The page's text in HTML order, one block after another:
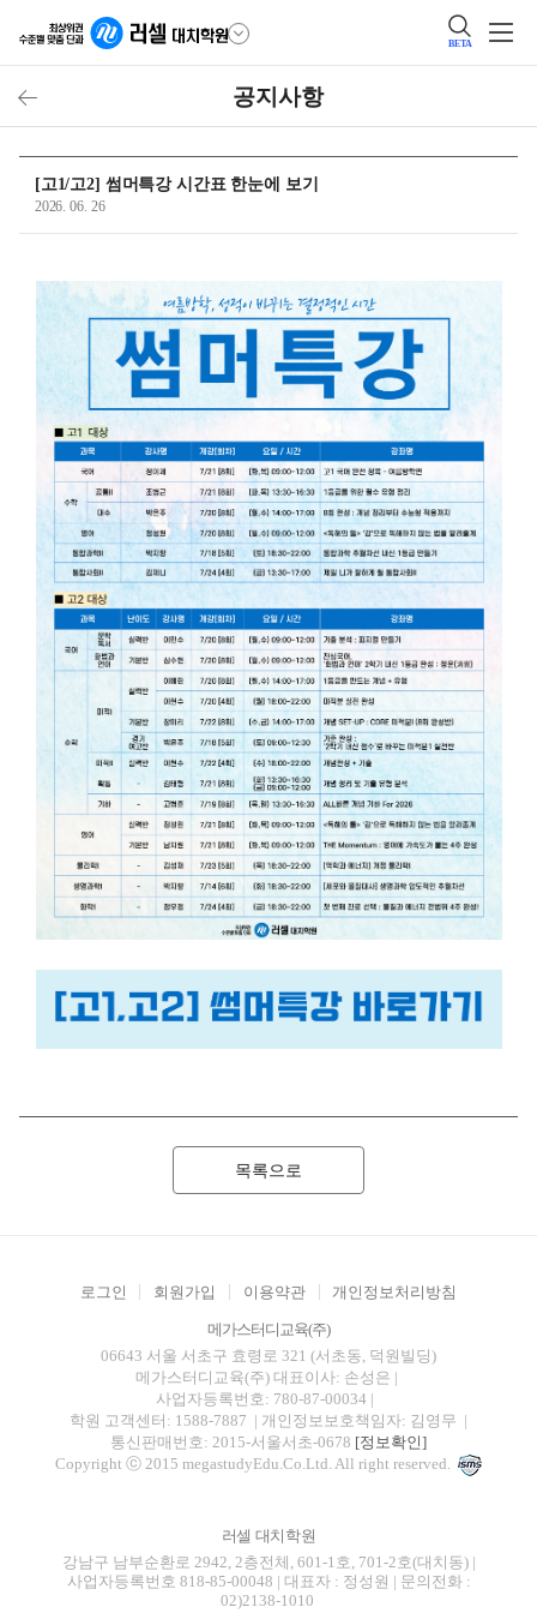
BETA
공지사항
[고1/고2] 썸머특강 시간표 한눈에 보기
2026. 06. 26
목록으로
로그인 회원가입 이용약관 개인정보처리방침
메가스터디교육(주)
06643 서울 서초구 효령로 321 (서초동, 덕원빌딩)
메가스터디교육(주) 대표이사: 손성은 |
사업자등록번호: 780-87-00034 |
학원 고객센터: 1588-7887 | 개인정보보호책임자: 김영무 |
통신판매번호: 2015-서울서초-0678 [정보확인]
Copyright ⓒ 2015 megastudyEdu.Co.Ltd. All right reserved.
러셀 대치학원
강남구 남부순환로 2942, 2층전체, 601-1호, 701-2호(대치동) |
사업자등록번호 818-85-00048 | 대표자 : 정성원 | 문의전화 :
02)2138-1010